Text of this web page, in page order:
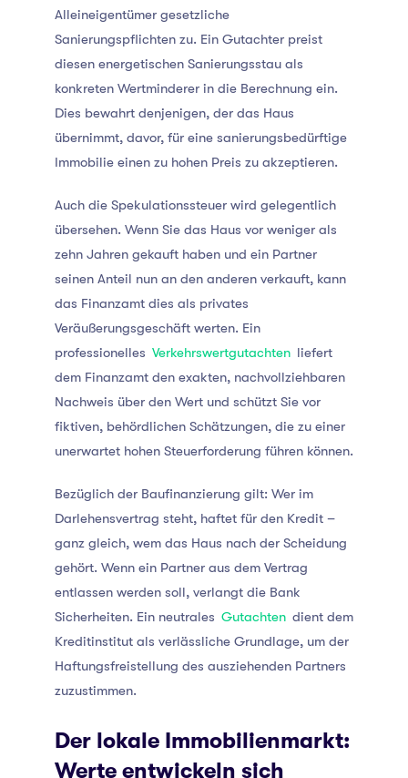
Alleineigentümer gesetzliche
Sanierungspflichten zu. Ein Gutachter preist
diesen energetischen Sanierungsstau als
konkreten Wertminderer in die Berechnung ein.
Dies bewahrt denjenigen, der das Haus
übernimmt, davor, für eine sanierungsbedürftige
Immobilie einen zu hohen Preis zu akzeptieren.
Auch die Spekulationssteuer wird gelegentlich
übersehen. Wenn Sie das Haus vor weniger als
zehn Jahren gekauft haben und ein Partner
seinen Anteil nun an den anderen verkauft, kann
das Finanzamt dies als privates
Veräußerungsgeschäft werten. Ein
professionelles Verkehrswertgutachten liefert
dem Finanzamt den exakten, nachvollziehbaren
Nachweis über den Wert und schützt Sie vor
fiktiven, behördlichen Schätzungen, die zu einer
unerwartet hohen Steuerforderung führen können.
Bezüglich der Baufinanzierung gilt: Wer im
Darlehensvertrag steht, haftet für den Kredit –
ganz gleich, wem das Haus nach der Scheidung
gehört. Wenn ein Partner aus dem Vertrag
entlassen werden soll, verlangt die Bank
Sicherheiten. Ein neutrales Gutachten dient dem
Kreditinstitut als verlässliche Grundlage, um der
Haftungsfreistellung des ausziehenden Partners
zuzustimmen.
Der lokale Immobilienmarkt:
Werte entwickeln sich